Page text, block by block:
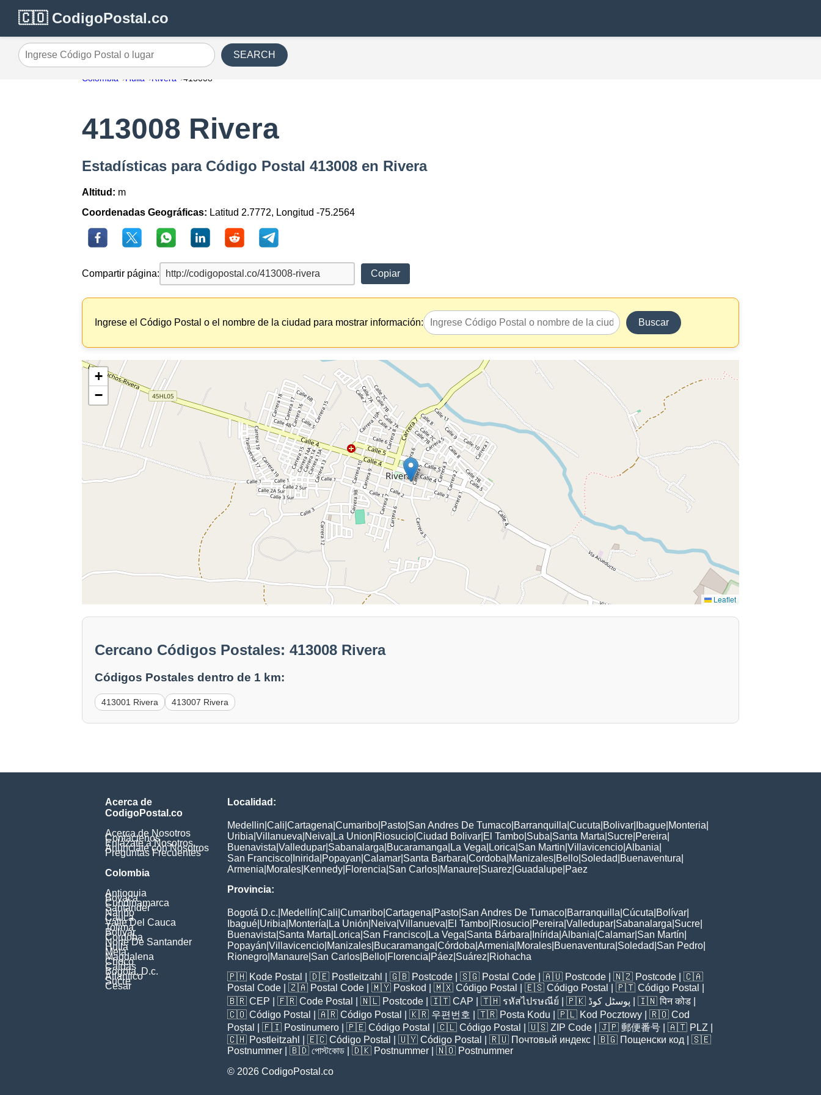
🇨🇴 CodigoPostal.co
Ingrese Código Postal o lugar SEARCH
Colombia Huila Rivera 413008
413008 Rivera
Estadísticas para Código Postal 413008 en Rivera
Altitud: m
Coordenadas Geográficas: Latitud 2.7772, Longitud -75.2564
Compartir página: Copiar
Ingrese el Código Postal o el nombre de la ciudad para mostrar información: Buscar
+
−
Leaflet
Cercano Códigos Postales: 413008 Rivera
Códigos Postales dentro de 1 km:
413001 Rivera 413007 Rivera
Acerca de
CodigoPostal.co
Acerca de Nosotros
Contáctenos
Enlázate a Nosotros
Anúnciate con Nosotros
Preguntas Frecuentes
Colombia
Antioquia
Boyaca
Cundinamarca
Santander
Nariño
Cauca
Valle Del Cauca
Tolima
Bolivar
Cordoba
Norte De Santander
Huila
Meta
Magdalena
Choco
Caldas
Bogota, D.c.
Atlantico
Sucre
Cesar
Localidad:
Medellin Cali Cartagena Cumaribo Pasto San Andres De Tumaco Barranquilla Cucuta Bolivar Ibague Monteria
Uribia Villanueva Neiva La Union Riosucio Ciudad Bolivar El Tambo Suba Santa Marta Sucre Pereira
Buenavista Valledupar Sabanalarga Bucaramanga La Vega Lorica San Martin Villavicencio Albania
San Francisco Inirida Popayan Calamar Santa Barbara Cordoba Manizales Bello Soledad Buenaventura
Armenia Morales Kennedy Florencia San Carlos Manaure Suarez Guadalupe Paez
Provincia:
Bogotá D.c. Medellín Cali Cumaribo Cartagena Pasto San Andres De Tumaco Barranquilla Cúcuta Bolívar
Ibagué Uribia Montería La Unión Neiva Villanueva El Tambo Riosucio Pereira Valledupar Sabanalarga Sucre
Buenavista Santa Marta Lorica San Francisco La Vega Santa Bárbara Inírida Albania Calamar San Martín
Popayán Villavicencio Manizales Bucaramanga Córdoba Armenia Morales Buenaventura Soledad San Pedro
Rionegro Manaure San Carlos Bello Florencia Páez Suárez Riohacha
🇵🇭 Kode Postal | 🇩🇪 Postleitzahl | 🇬🇧 Postcode | 🇸🇬 Postal Code | 🇦🇺 Postcode | 🇳🇿 Postcode | 🇨🇦
Postal Code | 🇿🇦 Postal Code | 🇲🇾 Poskod | 🇲🇽 Código Postal | 🇪🇸 Código Postal | 🇵🇹 Código Postal
🇧🇷 CEP | 🇫🇷 Code Postal | 🇳🇱 Postcode | 🇮🇹 CAP | 🇹🇭 รหัสไปรษณีย์ | 🇵🇰 پوسٹل کوڈ | 🇮🇳पिन कोड
🇨🇴 Código Postal | 🇦🇷 Código Postal | 🇰🇷 우편번호 | 🇹🇷 Posta Kodu | 🇵🇱 Kod Pocztowy | 🇷🇴 Cod
Poștal
| 🇫🇮 Postinumero | 🇵🇪 Código Postal | 🇨🇱 Código Postal | 🇺🇸 ZIP Code | 🇯🇵 郵便番号 | 🇦🇹 PLZ
🇨🇭 Postleitzahl | 🇪🇨 Código Postal | 🇺🇾 Código Postal | 🇷🇺 Почтовый индекс | 🇧🇬 Пощенски код | 🇸🇪
Postnummer | 🇧🇩 পোস্টকোড | 🇩🇰 Postnummer | 🇳🇴 Postnummer
© 2026 CodigoPostal.co